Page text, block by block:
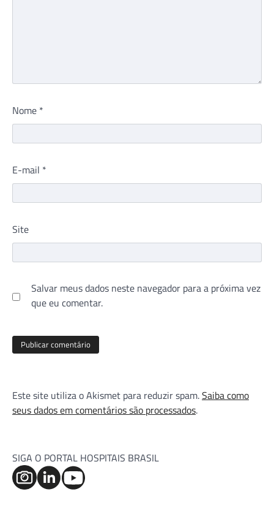
Nome *
E-mail *
Site
Salvar meus dados neste navegador para a próxima vez
que eu comentar.
Este site utiliza o Akismet para reduzir spam.Saiba como
seus dados em comentários são processados.
SIGA O PORTAL HOSPITAIS BRASIL